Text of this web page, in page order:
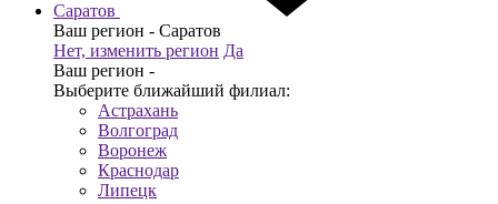
Саратов
Ваш регион - Саратов
Нет, изменить регион Да
Ваш регион -
Выберите ближайший филиал:
Астрахань
Волгоград
Воронеж
Краснодар
Липецк